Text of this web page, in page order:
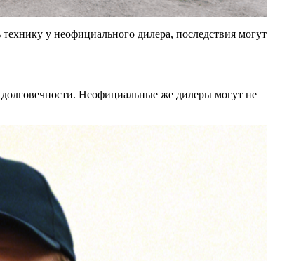
у неофициального дилера, последствия могут
Неофициальные же дилеры могут не